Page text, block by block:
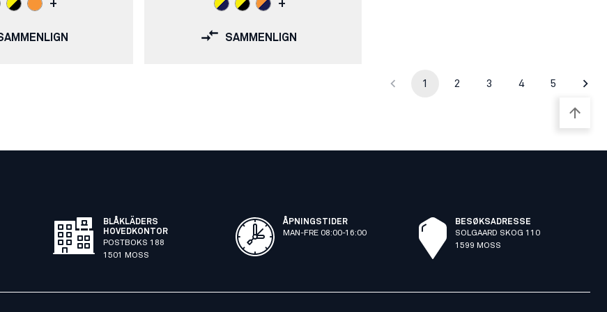
+ +
SAMMENLIGN
1 2 3 4 5
BLÅKLÄDERS
HOVEDKONTOR
POSTBOKS 188
1501 MOSS
ÅPNINGSTIDER
MAN-FRE 08:00-16:00
BESØKSADRESSE
SOLGAARD SKOG 110
1599 MOSS